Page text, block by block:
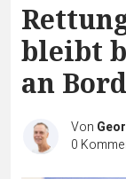
bleibt
an Bord
Von
0